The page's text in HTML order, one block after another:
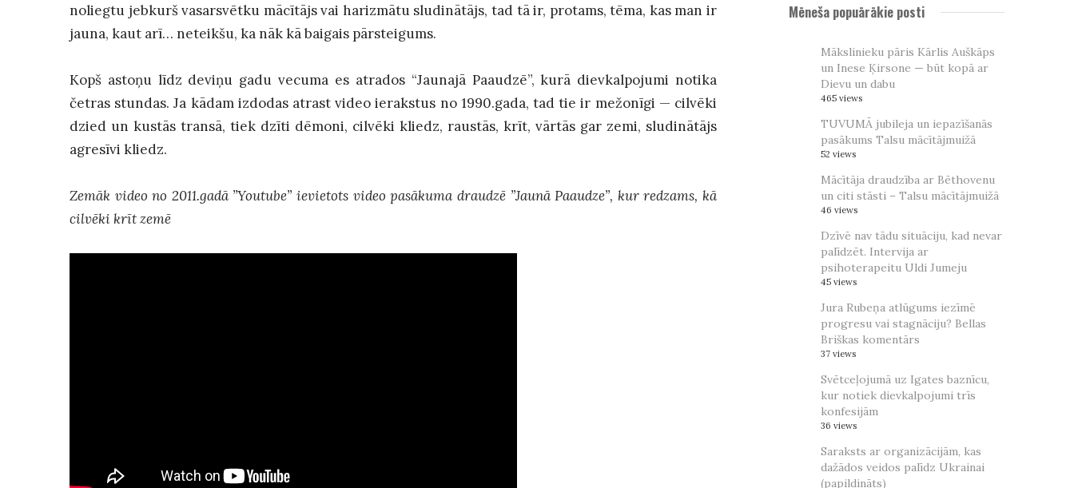
noliegtu jebkurš vasarsvētku mācītājs vai harizmātu sludinātājs, tad tā ir, protams, tēma, kas man ir
jauna, kaut arī… neteikšu, ka nāk kā baigais pārsteigums.
Kopš astoņu līdz deviņu gadu vecuma es atrados “Jaunajā Paaudzē”, kurā dievkalpojumi notika
četras stundas. Ja kādam izdodas atrast video ierakstus no 1990.gada, tad tie ir mežonīgi — cilvēki
dzied un kustās transā, tiek dzīti dēmoni, cilvēki kliedz, raustās, krīt, vārtās gar zemi, sludinātājs
agresīvi kliedz.
Zemāk video no 2011.gadā ”Youtube” ievietots video pasākuma draudzē ”Jaunā Paaudze”, kur redzams, kā
cilvēki krīt zemē
Mēneša popuārākie posti
Mākslinieku pāris Kārlis Auškāps
un Inese Ķirsone — būt kopā ar
Dievu un dabu
465 views
TUVUMĀ jubileja un iepazīšanās
pasākums Talsu mācītājmuižā
52 views
Mācītāja draudzība ar Bēthovenu
un citi stāsti – Talsu mācītājmuižā
46 views
Dzīvē nav tādu situāciju, kad nevar
palīdzēt. Intervija ar
psihoterapeitu Uldi Jumeju
45 views
Jura Rubeņa atlūgums iezīmē
progresu vai stagnāciju? Bellas
Briškas komentārs
37 views
Svētceļojumā uz Igates baznīcu,
kur notiek dievkalpojumi trīs
konfesijām
36 views
Saraksts ar organizācijām, kas
dažādos veidos palīdz Ukrainai
(papildināts)